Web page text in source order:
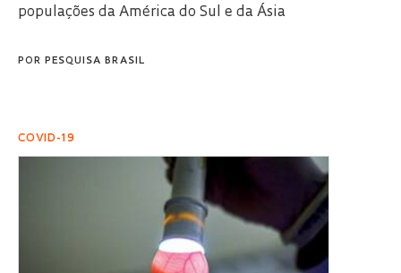
populações da América do Sul e da Ásia
POR PESQUISA BRASIL
COVID-19